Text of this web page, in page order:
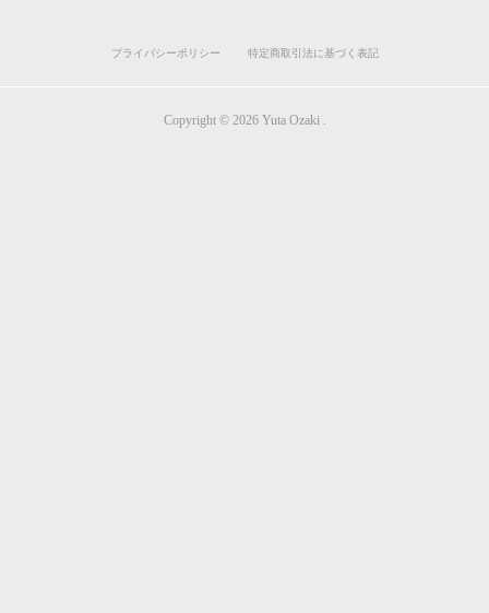
プライバシーポリシー 特定商取引法に基づく表記
Copyright © 2026 Yuta Ozaki .